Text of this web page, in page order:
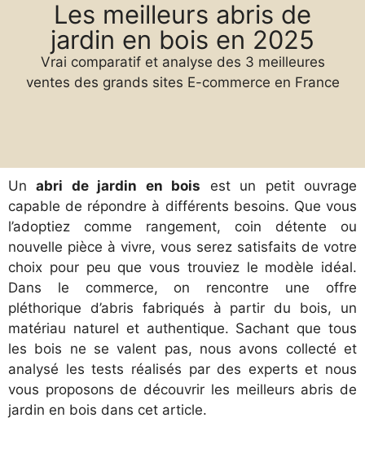
Les meilleurs abris de
jardin en bois en 2025
Vrai comparatif et analyse des 3 meilleures
ventes des grands sites E-commerce en France
Unabri de jardin en bois est un petit ouvrage
capable de répondre à différents besoins. Que vous
l’adoptiez comme rangement, coin détente ou
nouvelle pièce à vivre, vous serez satisfaits de votre
choix pour peu que vous trouviez le modèle idéal.
Dans le commerce, on rencontre une offre
pléthorique d’abris fabriqués à partir du bois, un
matériau naturel et authentique. Sachant que tous
les bois ne se valent pas, nous avons collecté et
analysé les tests réalisés par des experts et nous
vous proposons de découvrir les meilleurs abris de
jardin en bois dans cet article.